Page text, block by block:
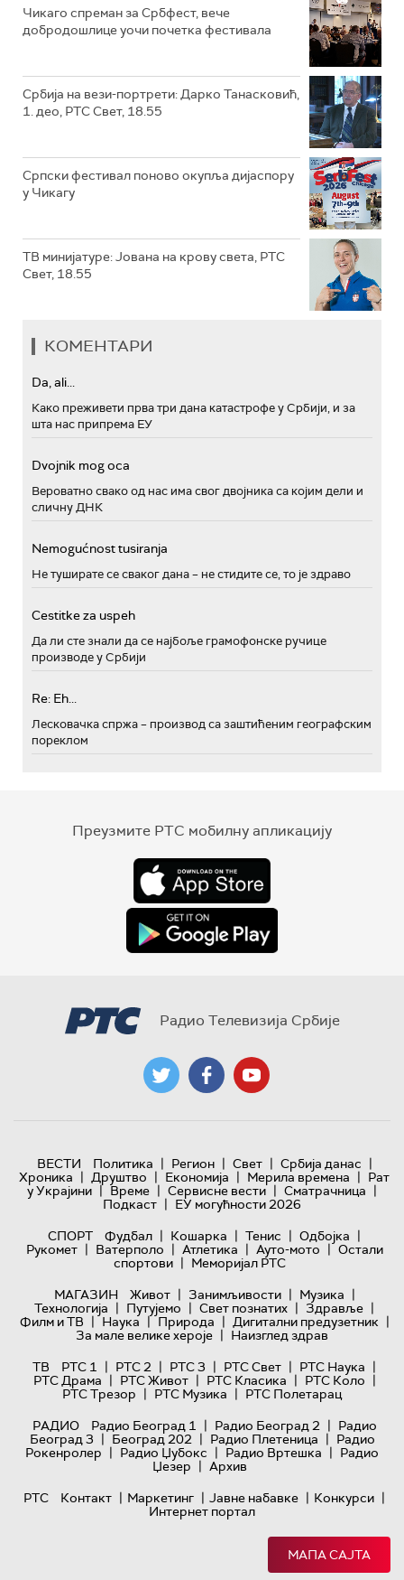
Чикаго спреман за Србфест, вече
добродошлице уочи почетка фестивала
Србија на вези-портрети: Дарко Танасковић,
1. део, РТС Свет, 18.55
Српски фестивал поново окупља дијаспору
у Чикагу
ТВ минијатуре: Јована на крову света, РТС
Свет, 18.55
КОМЕНТАРИ
Da, ali...
Како преживети прва три дана катастрофе у Србији, и за
шта нас припрема ЕУ
Dvojnik mog oca
Вероватно свако од нас има свог двојника са којим дели и
сличну ДНК
Nemogućnost tusiranja
Не туширате се сваког дана – не стидите се, то је здраво
Cestitke za uspeh
Да ли сте знали да се најбоље грамофонске ручице
производе у Србији
Re: Eh...
Лесковачка спржа – производ са заштићеним географским
пореклом
Преузмите РТС мобилну апликацију
Радио Телевизија Србије
ВЕСТИ Политика | Регион | Свет | Србија данас |
Хроника | Друштво | Економија | Мерила времена | Рат
у Украјини | Време | Сервисне вести | Сматрачница |
Подкаст | ЕУ могућности 2026
СПОРТ
Фудбал | Кошарка | Тенис | Одбојка |
Рукомет | Ватерполо | Атлетика | Ауто-мото | Остали
спортови | Меморијал РТС
МАГАЗИН
Живот | Занимљивости | Музика |
Технологијa | Путујемо | Свет познатих | Здравље |
Филм и ТВ | Наука | Природа | Дигитални предузетник |
За мале велике хероје | Наизглед здрав
ТВ
РТС 1 | РТС 2 | РТС 3 | РТС Свет | РТС Наука |
РТС Драма | РТС Живот | РТС Класика | РТС Коло |
РТС Трезор | РТС Музика | РТС Полетарац
РАДИО
Радио Београд 1 | Радио Београд 2 | Радио
Београд 3 | Београд 202 | Радио Плетеница | Радио
Рокенролер | Радио Џубокс | Радио Вртешка | Радио
Џезер | Архив
РТС
Контакт | Маркетинг | Јавне набавке | Конкурси |
Интернет портал
МАПА САЈТА